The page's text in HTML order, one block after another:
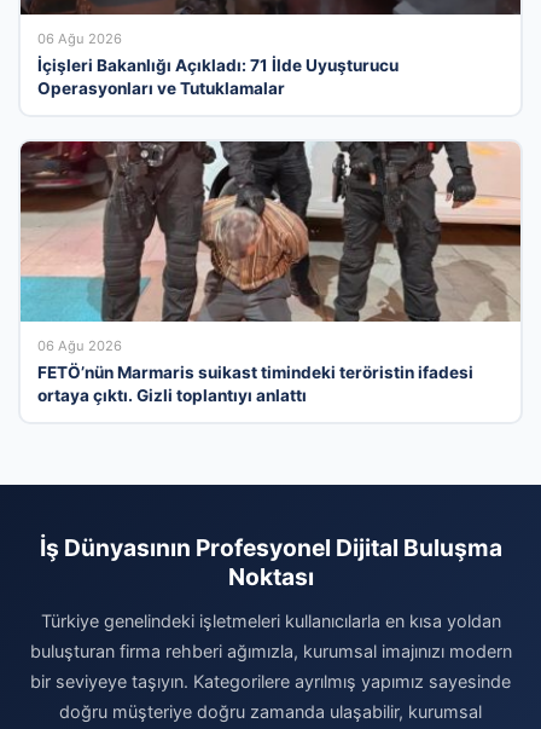
06 Ağu 2026
İçişleri Bakanlığı Açıkladı: 71 İlde Uyuşturucu
Operasyonları ve Tutuklamalar
06 Ağu 2026
FETÖ’nün Marmaris suikast timindeki teröristin ifadesi
ortaya çıktı. Gizli toplantıyı anlattı
İş Dünyasının Profesyonel Dijital Buluşma
Noktası
Türkiye genelindeki işletmeleri kullanıcılarla en kısa yoldan
buluşturan firma rehberi ağımızla, kurumsal imajınızı modern
bir seviyeye taşıyın. Kategorilere ayrılmış yapımız sayesinde
doğru müşteriye doğru zamanda ulaşabilir, kurumsal